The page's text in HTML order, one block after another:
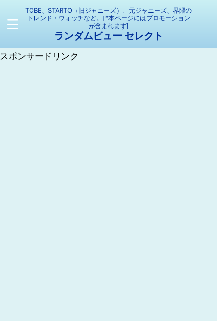
TOBE、STARTO（旧ジャニーズ）、元ジャニーズ、界隈の
トレンド・ウォッチなど。[*本ページにはプロモーション
が含まれます]
ランダムビュー セレクト
スポンサードリンク